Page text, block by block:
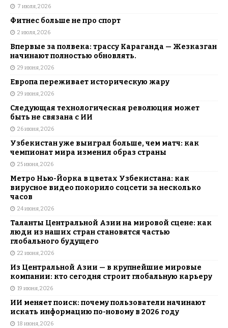
7 июля, 2026
Фитнес больше не про спорт
2 июля, 2026
Впервые за полвека: трассу Караганда — Жезказган
начинают полностью обновлять.
29 июня, 2026
Европа переживает историческую жару
29 июня, 2026
Следующая технологическая революция может
быть не связана с ИИ
26 июня, 2026
Узбекистан уже выиграл больше, чем матч: как
чемпионат мира изменил образ страны
25 июня, 2026
Метро Нью-Йорка в цветах Узбекистана: как
вирусное видео покорило соцсети за несколько
часов
24 июня, 2026
Таланты Центральной Азии на мировой сцене: как
люди из наших стран становятся частью
глобального будущего
22 июня, 2026
Из Центральной Азии — в крупнейшие мировые
компании: кто сегодня строит глобальную карьеру
19 июня, 2026
ИИ меняет поиск: почему пользователи начинают
искать информацию по-новому в 2026 году
18 июня, 2026